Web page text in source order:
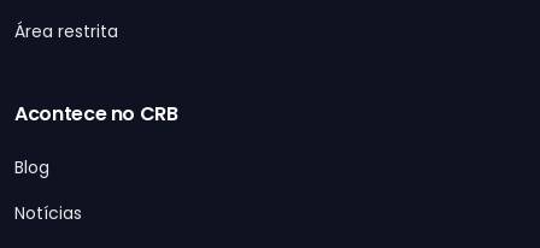
Área restrita
Acontece no CRB
Blog
Notícias